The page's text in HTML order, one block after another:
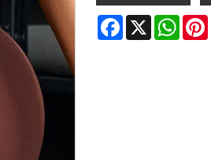
Facebook
X